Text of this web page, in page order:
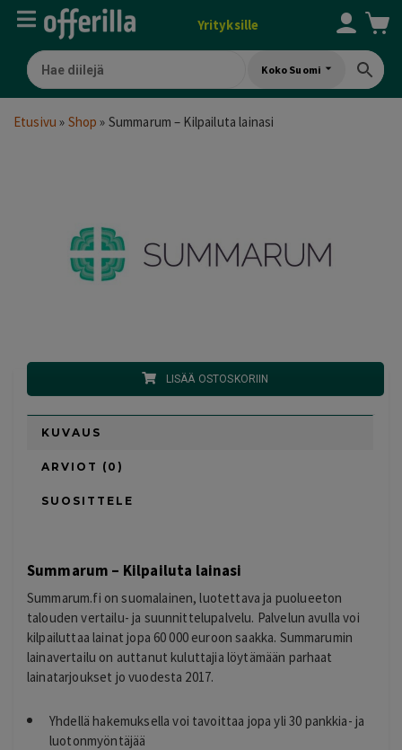
Yrityksille
Koko Suomi
Etusivu » Shop » Summarum – Kilpailuta lainasi
LISÄÄ OSTOSKORIIN
KUVAUS
ARVIOT (0)
SUOSITTELE
Summarum – Kilpailuta lainasi
Summarum.fi on suomalainen, luotettava ja puolueeton
talouden vertailu- ja suunnittelupalvelu. Palvelun avulla voi
kilpailuttaa lainat jopa 60 000 euroon saakka. Summarumin
lainavertailu on auttanut kuluttajia löytämään parhaat
lainatarjoukset jo vuodesta 2017.
Yhdellä hakemuksella voi tavoittaa jopa yli 30 pankkia- ja
luotonmyöntäjää